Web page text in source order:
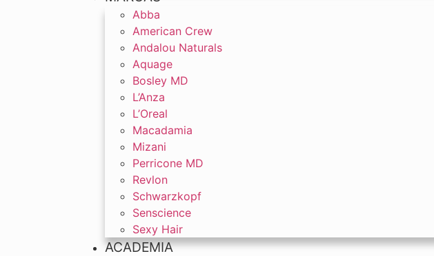
Abba
American Crew
Andalou Naturals
Aquage
Bosley MD
L’Anza
L’Oreal
Macadamia
Mizani
Perricone MD
Revlon
Schwarzkopf
Senscience
Sexy Hair
ACADEMIA